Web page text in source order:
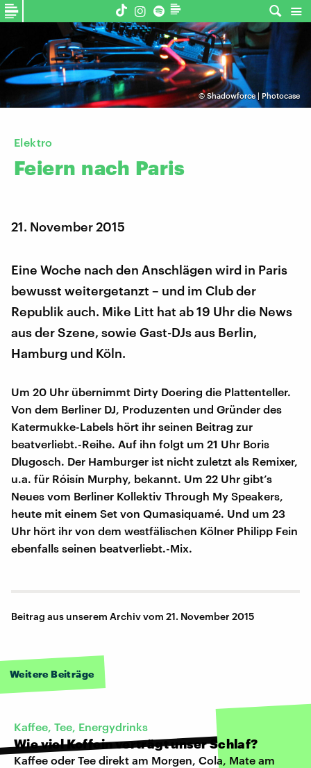
©Shadowforce | Photocase
Elektro
Feiern nach Paris
21. November 2015
Eine Woche nach den Anschlägen wird in Paris
bewusst weitergetanzt – und im Club der
Republik auch. Mike Litt hat ab 19 Uhr die News
aus der Szene, sowie Gast-DJs aus Berlin,
Hamburg und Köln.
Um 20 Uhr übernimmt Dirty Doering die Plattenteller.
Von dem Berliner DJ, Produzenten und Gründer des
Katermukke-Labels hört ihr seinen Beitrag zur
beatverliebt.-Reihe. Auf ihn folgt um 21 Uhr Boris
Dlugosch. Der Hamburger ist nicht zuletzt als Remixer,
u.a. für Róisín Murphy, bekannt. Um 22 Uhr gibt’s
Neues vom Berliner Kollektiv Through My Speakers,
heute mit einem Set von Qumasiquamé. Und um 23
Uhr hört ihr von dem westfälischen Kölner Philipp Fein
ebenfalls seinen beatverliebt.-Mix.
Beitrag aus unserem Archiv vom 21. November 2015
Weitere Beiträge
Kaffee, Tee, Energydrinks
Wie viel Koffein verträgt unser Schlaf?
Kaffee oder Tee direkt am Morgen, Cola, Mate am